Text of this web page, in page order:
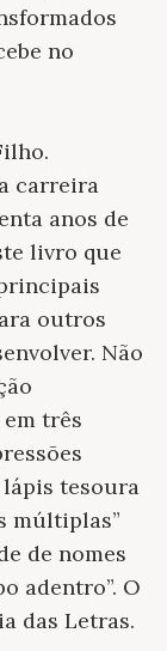
no
carreira
anos de
livro que
outros
Não
três
tesoura
múltiplas”
de nomes
adentro”. O
das Letras.